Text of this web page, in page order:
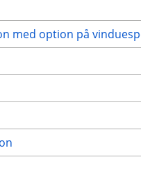
med option på